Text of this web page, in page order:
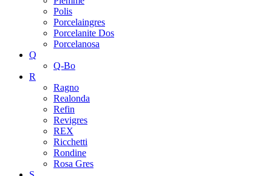
Polis
Porcelaingres
Porcelanite Dos
Porcelanosa
Q
Q-Bo
R
Ragno
Realonda
Refin
Revigres
REX
Ricchetti
Rondine
Rosa Gres